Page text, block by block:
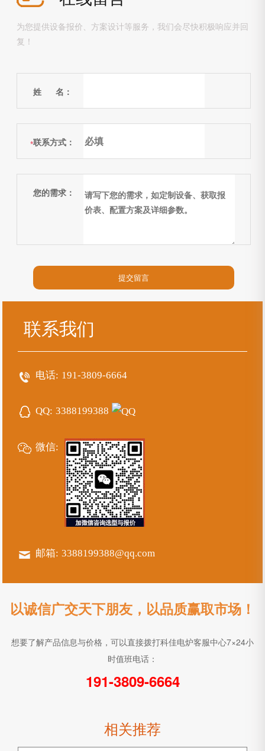
为您提供设备报价、方案设计等服务，我们会尽快积极响应并回
复！
姓 名：
*联系方式：
您的需求：
联系我们
电话: 191-3809-6664
QQ: 3388199388
微信:
邮箱: 3388199388@qq.com
以诚信广交天下朋友，以品质赢取市场！
想要了解产品信息与价格，可以直接拨打科佳电炉客服中心7×24小
时值班电话：
191-3809-6664
相关推荐